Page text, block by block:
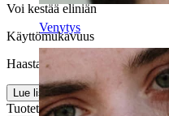
Venytys
Voi kestää eliniän
Käyttömukavuus
Haastava
Lue lisää
Tuotetiedot